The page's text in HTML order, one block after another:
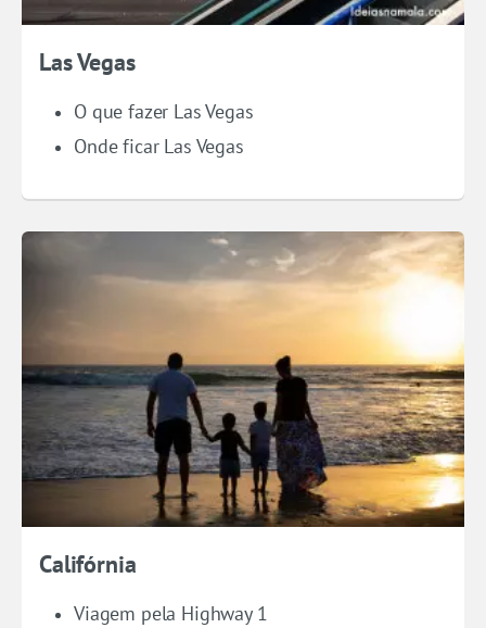
Las Vegas
O que fazer Las Vegas
Onde ficar Las Vegas
Califórnia
Viagem pela Highway 1